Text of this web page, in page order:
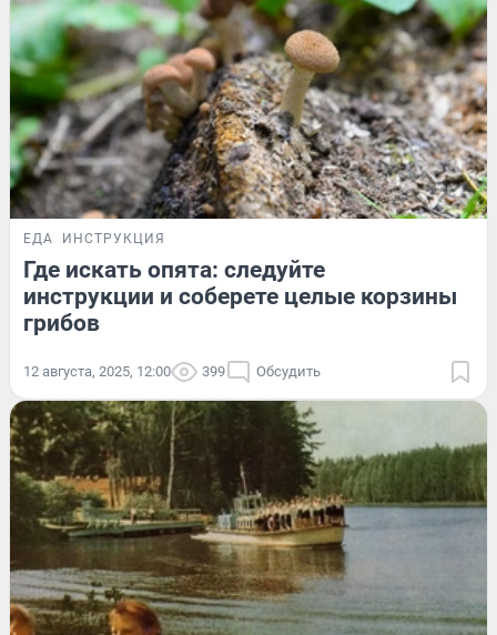
ЕДА ИНСТРУКЦИЯ
Где искать опята: следуйте
инструкции и соберете целые корзины
грибов
12 августа, 2025, 12:00 399 Обсудить